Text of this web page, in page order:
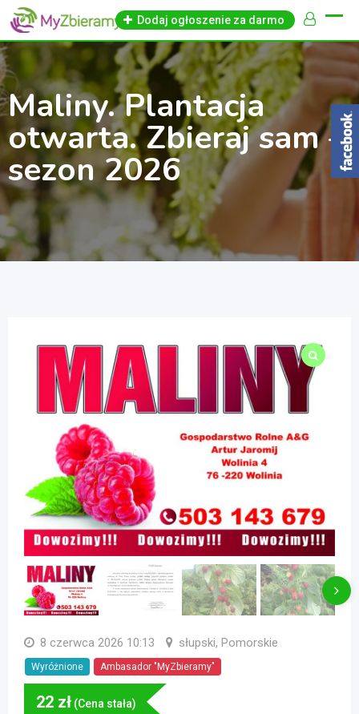
Skip
content
Dodaj ogłoszenie za darmo
Maliny. Plantacja
otwarta. Zbieraj sam –
sezon 2026
8 czerwca 2026 10:13 słupski, Pomorskie
Wyróżnione Ambasador "MyZbieramy"
22 zł (Cena stała)